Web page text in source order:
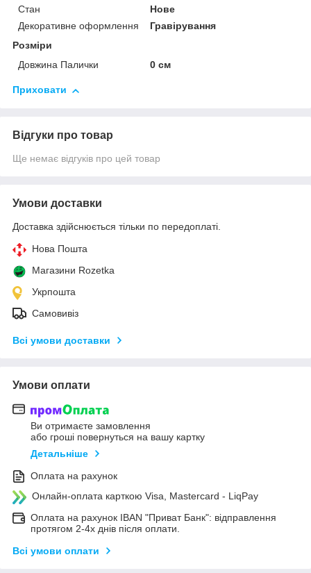
Стан
Нове
Декоративне оформлення
Гравірування
Розміри
Довжина Палички
0 см
Приховати
Відгуки про товар
Ще немає відгуків про цей товар
Умови доставки
Доставка здійснюється тільки по передоплаті.
Нова Пошта
Магазини Rozetka
Укрпошта
Самовивіз
Всі умови доставки
Умови оплати
Ви отримаєте замовлення
або гроші повернуться на вашу картку
Детальніше
Оплата на рахунок
Онлайн-оплата карткою Visa, Mastercard - LiqPay
Оплата на рахунок IBAN "Приват Банк": відправлення
протягом 2-4х днів після оплати.
Всі умови оплати